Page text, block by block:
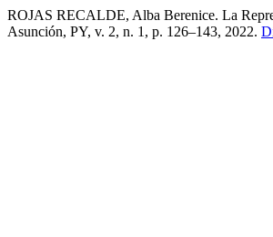
ROJAS RECALDE, Alba Berenice. La
Asunción, PY, v. 2, n. 1, p. 126–143, 2022.